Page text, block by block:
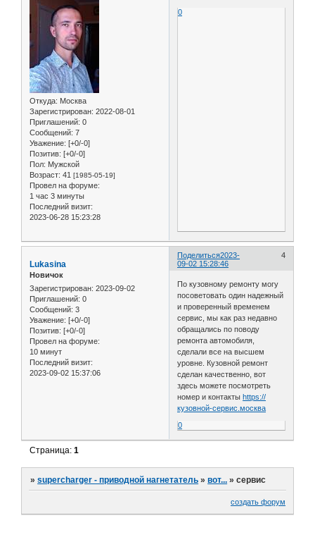
Откуда: Москва
Зарегистрирован: 2022-08-01
Приглашений: 0
Сообщений: 7
Уважение: [+0/-0]
Позитив: [+0/-0]
Пол: Мужской
Возраст: 41 [1985-05-19]
Провел на форуме:
1 час 3 минуты
Последний визит:
2023-06-28 15:23:28
0
Поделиться 4
2023-
09-02 15:28:46
Lukasina
Новичок
Зарегистрирован: 2023-09-02
Приглашений: 0
Сообщений: 3
Уважение: [+0/-0]
Позитив: [+0/-0]
Провел на форуме:
10 минут
Последний визит:
2023-09-02 15:37:06
По кузовному ремонту могу
посоветовать один надежный
и проверенный временем
сервис, мы как раз недавно
обращались по поводу
ремонта автомобиля,
сделали все на высшем
уровне. Кузовной ремонт
сделан качественно, вот
здесь можете посмотреть
номер и контакты https://
кузовной-сервис.москва
0
Страница:1
»supercharger - приводной нагнетатель »вот... »сервис
создать форум